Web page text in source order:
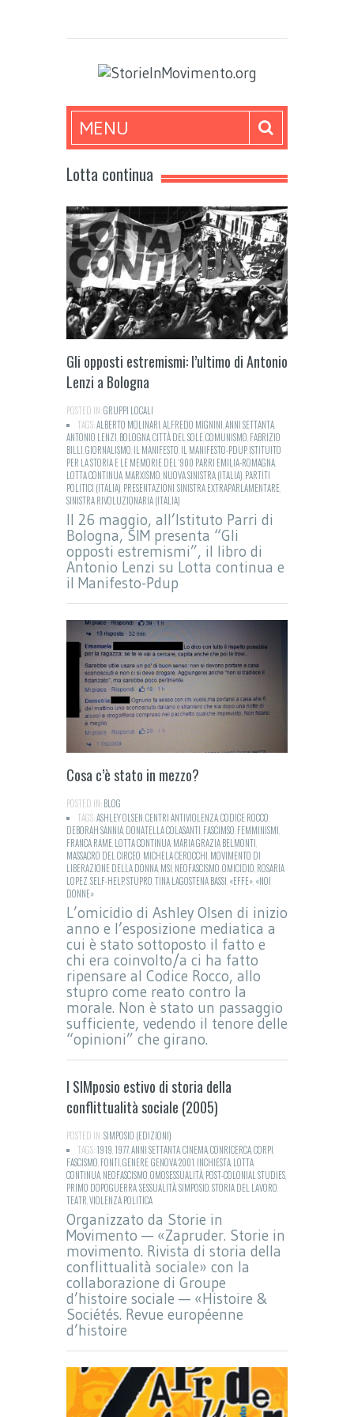
MENU
Lotta continua
Gli opposti estremismi: l’ultimo di Antonio
Lenzi a Bologna
POSTED IN:GRUPPI LOCALI
TAGS:ALBERTO MOLINARI ALFREDO MIGNINI ANNI SETTANTA
ANTONIO LENZI BOLOGNACITTÀ DEL SOLECOMUNISMO FABRIZIO
BILLI GIORNALISMO IL MANIFESTO IL MANIFESTO-PDUP,ISTITUITO
PER LA STORIA E LE MEMORIE DEL ‘900 PARRI EMILIA-ROMAGNA
LOTTA CONTINUA MARXISMO NUOVA SINISTRA (ITALIA) PARTITI
POLITICI (ITALIA) PRESENTAZIONI SINISTRA EXTRAPARLAMENTARE
SINISTRA RIVOLUZIONARIA (ITALIA)
Il 26 maggio, all’Istituto Parri di
Bologna, SIM presenta “Gli
opposti estremismi”, il libro di
Antonio Lenzi su Lotta continua e
il Manifesto-Pdup
Cosa c’è stato in mezzo?
POSTED IN:BLOG
TAGS:ASHLEY OLSEN CENTRI ANTIVIOLENZACODICE ROCCO
DEBORAH SANNIA DONATELLA COLASANTI FASCIMSO FEMMINISMI
FRANCA RAME LOTTA CONTINUA MARIA GRAZIA BELMONTI
MASSACRO DEL CIRCEO MICHELA CEROCCHI MOVIMENTO DI
LIBERAZIONE DELLA DONNA MSI NEOFASCISMO OMICIDIO ROSARIA
LOPEZ SELF-HELP,STUPRO TINA LAGOSTENA BASSI «EFFE» «NOI
DONNE»
L’omicidio di Ashley Olsen di inizio
anno e l’esposizione mediatica a
cui è stato sottoposto il fatto e
chi era coinvolto/a ci ha fatto
ripensare al Codice Rocco, allo
stupro come reato contro la
morale. Non è stato un passaggio
sufficiente, vedendo il tenore delle
“opinioni” che girano.
I SIMposio estivo di storia della
conflittualità sociale (2005)
POSTED IN:SIMPOSIO (EDIZIONI)
TAGS:1919 1977ANNI SETTANTACINEMACONRICERCACORPI
FASCISMO FONTI GENEREGENOVA 2001 INCHIESTA LOTTA
CONTINUA NEOFASCISMO OMOSESSUALITÀ POST-COLONIAL STUDIES
PRIMO DOPOGUERRASESSUALITÀSIMPOSIO STORIA DEL LAVORO
TEATR VIOLENZA POLITICA
Organizzato da Storie in
Movimento — «Zapruder. Storie in
movimento. Rivista di storia della
conflittualità sociale» con la
collaborazione di Groupe
d’histoire sociale — «Histoire &
Sociétés. Revue européenne
d’histoire